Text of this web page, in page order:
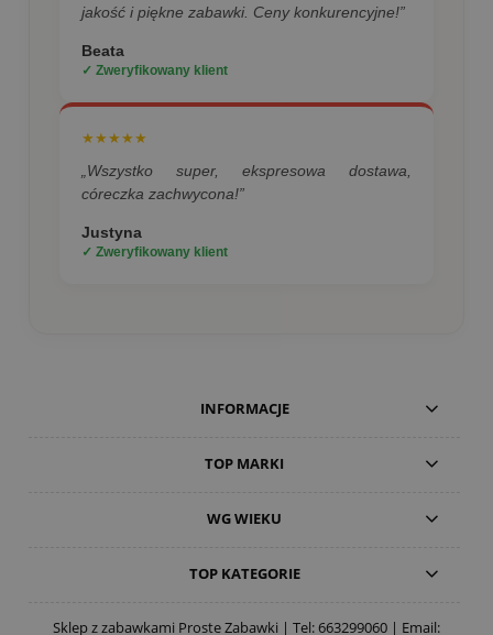
jakość i piękne zabawki. Ceny konkurencyjne!”
Beata
✓ Zweryfikowany klient
★★★★★
„Wszystko super, ekspresowa dostawa,
córeczka zachwycona!”
Justyna
✓ Zweryfikowany klient
INFORMACJE
TOP MARKI
WG WIEKU
TOP KATEGORIE
Sklep z zabawkami Proste Zabawki | Tel:663299060 | Email: